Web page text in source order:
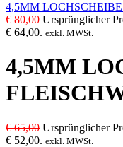
4,5MM
€80,00 Ursprünglicher
€ 64,00. exkl. MWSt.
4,5MM
€65,00 Ursprünglicher
€ 52,00. exkl. MWSt.